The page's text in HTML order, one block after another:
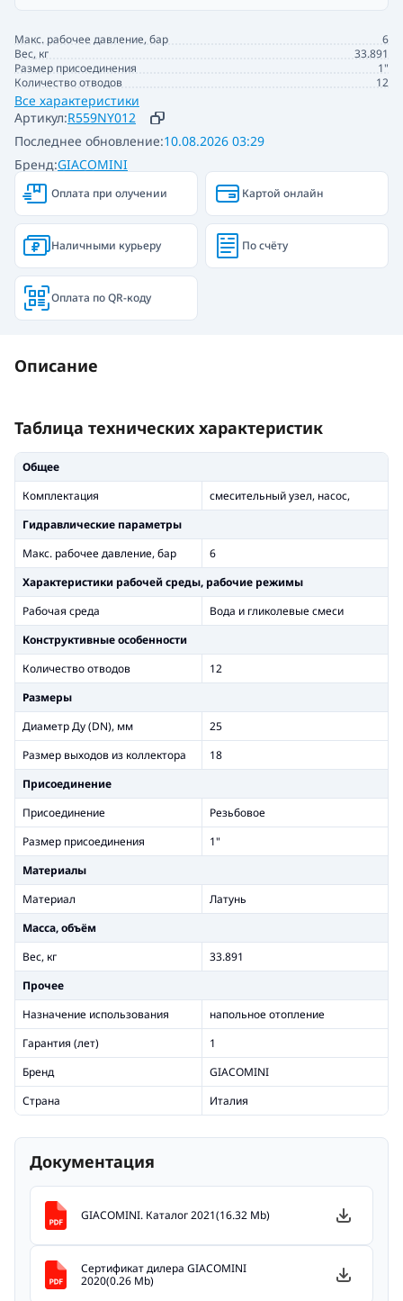
Артикул:R559NY012
Бренд:GIACOMINI
Последнее обновление:10.08.2026 03:29
Макс. рабочее давление, бар
6
Вес, кг
33.891
Размер присоединения
1"
Количество отводов
12
Все характеристики
Оплата при олучении Картой онлайн
Наличными курьеру По счёту
Оплата по QR-коду
Описание
Таблица технических характеристик
Общее
Комплектация
смесительный узел, насос,
Гидравлические параметры
Макс. рабочее давление, бар
6
Xарактеристики рабочей среды, рабочие режимы
Рабочая среда
Вода и гликолевые смеси
Конструктивные особенности
Количество отводов
12
Размеры
Диаметр Ду (DN), мм
25
Размер выходов из коллектора
18
Присоединение
Присоединение
Резьбовое
Размер присоединения
1"
Материалы
Материал
Латунь
Масса, объём
Вес, кг
33.891
Прочее
Назначение использования
напольное отопление
Гарантия (лет)
1
Бренд
GIACOMINI
Страна
Италия
Документация
GIACOMINI. Каталог 2021(16.32 Mb)
Сертификат дилера GIACOMINI
2020(0.26 Mb)